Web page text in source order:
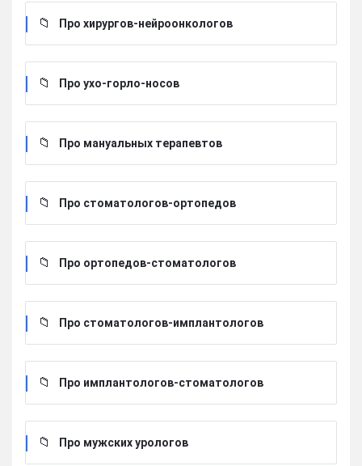
Про хирургов-нейроонкологов
Про ухо-горло-носов
Про мануальных терапевтов
Про стоматологов-ортопедов
Про ортопедов-стоматологов
Про стоматологов-имплантологов
Про имплантологов-стоматологов
Про мужских урологов